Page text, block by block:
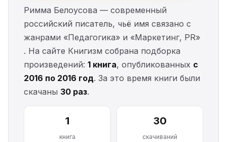
Римма Белоусова — современный
российский писатель, чьё имя связано с
жанрами «Педагогика» и «Маркетинг, PR»
. На сайте Книгизм собрана подборка
произведений: 1 книга, опубликованных с
2016 по 2016 год. За это время книги были
скачаны 30 раз.
1
книга
30
скачиваний